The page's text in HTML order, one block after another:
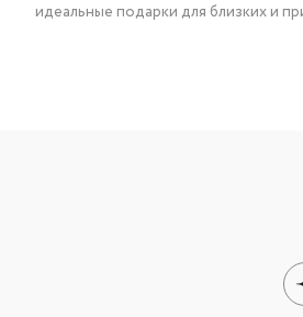
идеальные подарки для близких и